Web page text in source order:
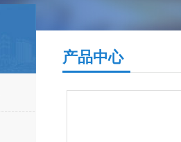
产品中心